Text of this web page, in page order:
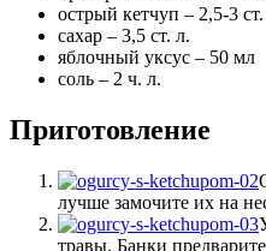
острый кетчуп – 2,5-3
сахар – 3,5 ст. л.
яблочный уксус – 50 мл
соль – 2 ч. л.
Приготовление
лучше замочите их на
травы. Банки